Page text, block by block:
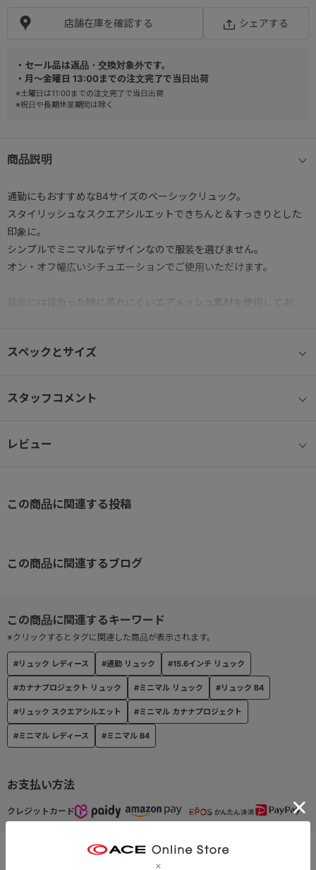
・セール品は返品・交換対象外です。
・月～金曜日 13:00までの注文完了で当日出荷
※土曜日は11:00までの注文完了で当日出荷
※祝日や長期休業期間は除く
商品説明
通勤にもおすすめなB4サイズのベーシックリュック。
スタイリッシュなスクエアシルエットできちんと＆すっきりとした
印象に。
シンプルでミニマルなデザインなので服装を選びません。
オン・オフ幅広いシチュエーションでご使用いただけます。
背面には背負った時に蒸れにくいエアメッシュ素材を使用してお
ション入りスリーブを設置しています。
ポケットも豊富なので細かな荷物の整理整頓に便利です。
ーフティロック付き。
・15.6インチPCスリーブ×1
□外装ポケット
・広がるサイトポケット×1
必要に応じてファスナーでマチを広げることができます。
・ペットボトルを隠せる！ファスナーサイドポケット×1
ペットボトルや傘などを収納可能。ファスナーを閉じるとカジュ
アルさを軽減してくれます。
・フロントポケット×1
→クッション入り片マチオープンポケット×2
※外装カラーを問わず内装カラーは全て同じブルーです。
スペックとサイズ
スタッフコメント
レビュー
お支払い方法
クレジットカード
#リュック レディース #通勤 リュック #15.6インチ リュック
#カナナプロジェクト リュック #ミニマル リュック #リュック B4
#リュック スクエアシルエット #ミニマル カナナプロジェクト
#ミニマル レディース #ミニマル B4
※クリックするとタグに関連した商品が表示されます。
店舗在庫を確認する シェアする
この商品に関連する投稿
この商品に関連するブログ